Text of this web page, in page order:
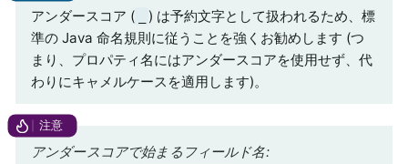
アンダースコア (
) は予約文字として扱われるため、標
準の Java 命名規則に従うことを強くお勧めします (つ
まり、プロパティ名にはアンダースコアを使用せず、代
わりにキャメルケースを適用します)。
アンダースコアで始まるフィールド名: